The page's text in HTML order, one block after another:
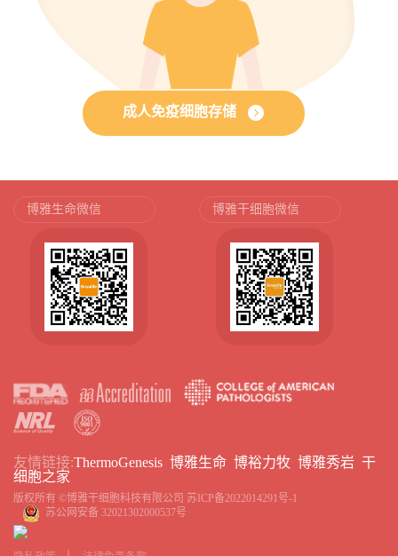
成人免疫细胞存储
博雅生命微信 博雅干细胞微信
友情链接:ThermoGenesis 博雅生命 博裕力牧 博雅秀岩 干
细胞之家
版权所有 ©博雅干细胞科技有限公司 苏ICP备2022014291号-1
苏公网安备 32021302000537号